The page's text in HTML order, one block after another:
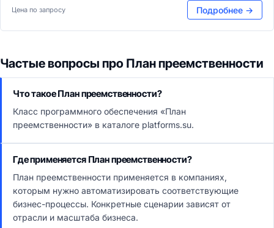
Цена по запросу Подробнее →
Частые вопросы про План преемственности
Что такое План преемственности?
Класс программного обеспечения «План
преемственности» в каталоге platforms.su.
Где применяется План преемственности?
План преемственности применяется в компаниях,
которым нужно автоматизировать соответствующие
бизнес-процессы. Конкретные сценарии зависят от
отрасли и масштаба бизнеса.